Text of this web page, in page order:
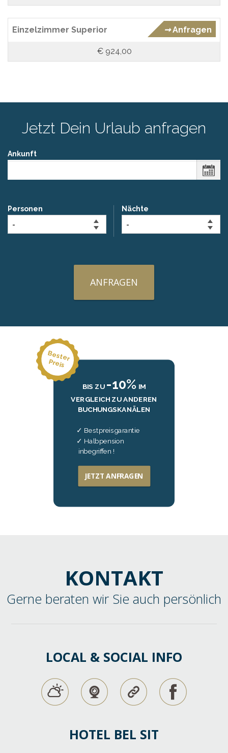
Einzelzimmer Superior ➞Anfragen
€ 924,00
Jetzt Dein Urlaub anfragen
Ankunft
Personen Nächte
ANFRAGEN
B
e
ste
r
P
re
is
BIS ZU -10% IM
VERGLEICH ZU ANDEREN
BUCHUNGSKANÄLEN
Bestpreisgarantie
Halbpension
inbegriffen !
JETZT ANFRAGEN
KONTAKT
Gerne beraten wir Sie auch persönlich
LOCAL & SOCIAL INFO
HOTEL BEL SIT